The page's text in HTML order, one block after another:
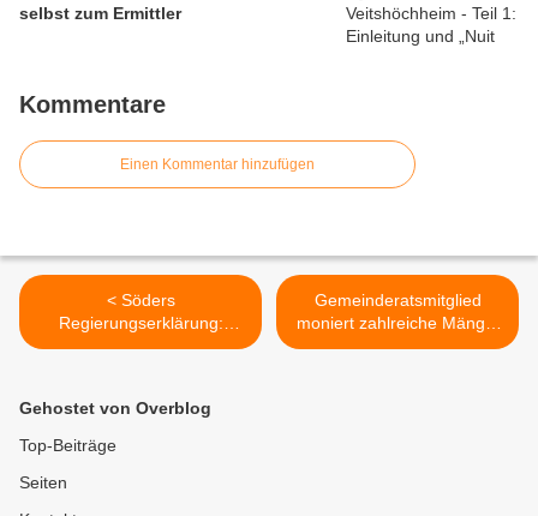
selbst zum Ermittler
Kommentare
Einen Kommentar hinzufügen
< Söders
Regierungserklärung:
Bayern zahlt Künstlern
Monate und verdoppelt
Sportförder-Pauschale für
Vereine - Maskenpflicht ab
Gemeinderatsmitglied
moniert zahlreiche Mängel
bei der Sanierung des
Gehostet von Overblog
Top-Beiträge
Seiten